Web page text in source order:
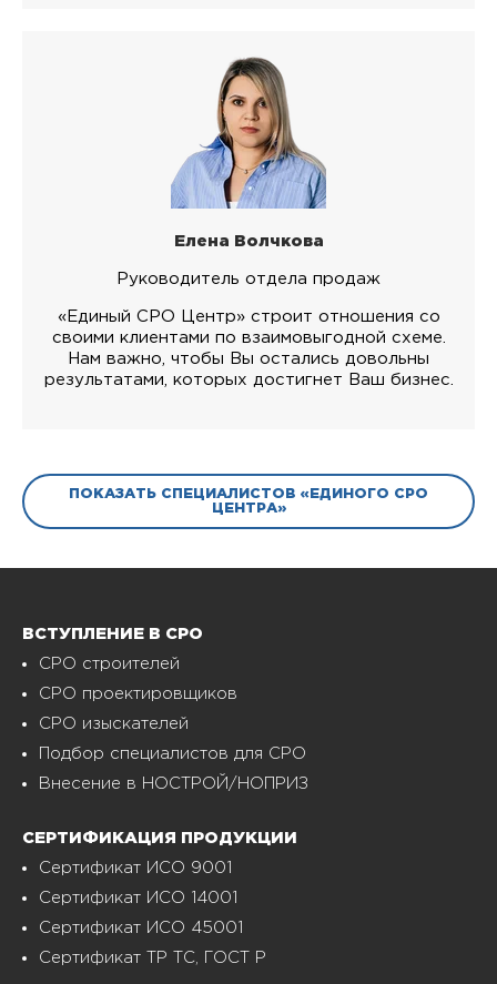
Елена Волчкова
Руководитель отдела продаж
«Единый СРО Центр» строит отношения со
своими клиентами по взаимовыгодной схеме.
Нам важно, чтобы Вы остались довольны
результатами, которых достигнет Ваш бизнес.
ПОКАЗАТЬ СПЕЦИАЛИСТОВ «ЕДИНОГО СРО
ЦЕНТРА»
ВСТУПЛЕНИЕ В СРО
СРО строителей
СРО проектировщиков
СРО изыскателей
Подбор специалистов для СРО
Внесение в НОСТРОЙ/НОПРИЗ
СЕРТИФИКАЦИЯ ПРОДУКЦИИ
Сертификат ИСО 9001
Сертификат ИСО 14001
Сертификат ИСО 45001
Сертификат ТР ТС, ГОСТ Р